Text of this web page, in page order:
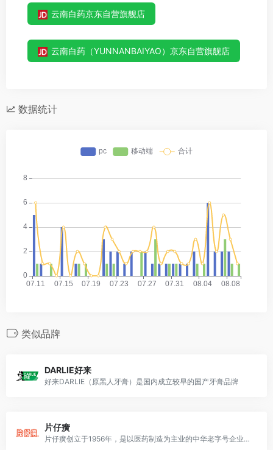
云南白药京东自营旗舰店
云南白药（YUNNANBAIYAO）京东自营旗舰店
数据统计
类似品牌
DARLIE好来
好来DARLIE（原黑人牙膏）是国内成立较早的国产牙膏品牌
片仔癀
片仔癀创立于1956年，是以医药制造为主业的中华老字号企业，核心产品片仔癀是国家一级中药保护品种